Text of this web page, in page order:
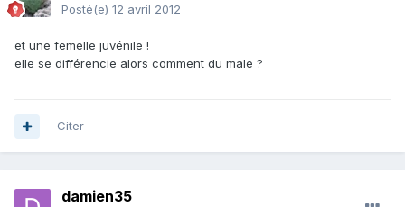
Posté(e) 12 avril 2012
et une femelle juvénile !
elle se différencie alors comment du male ?
Citer
damien35